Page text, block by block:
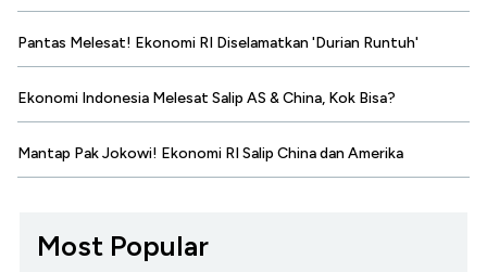
Pantas Melesat! Ekonomi RI Diselamatkan 'Durian Runtuh'
Ekonomi Indonesia Melesat Salip AS & China, Kok Bisa?
Mantap Pak Jokowi! Ekonomi RI Salip China dan Amerika
Most Popular